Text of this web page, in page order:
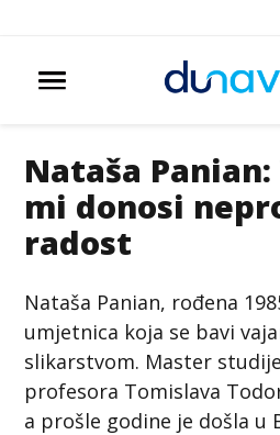
Nataša
mi donosi
radost
Nataša Panian, rođena
umjetnica koja se bavi
slikarstvom. Master
profesora Tomislava
a prošle godine je došla u